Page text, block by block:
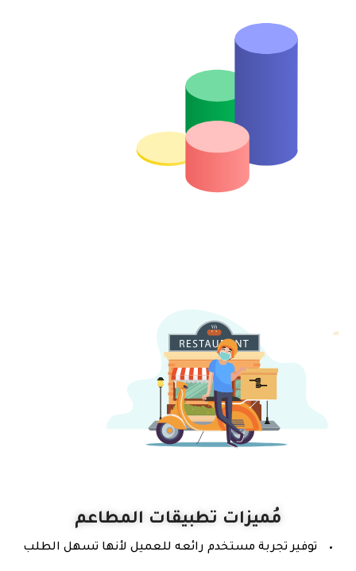
مُميزات تطبيقات المطاعم
توفير تجربة مستخدم رائعه للعميل لأنها تسهل الطلب